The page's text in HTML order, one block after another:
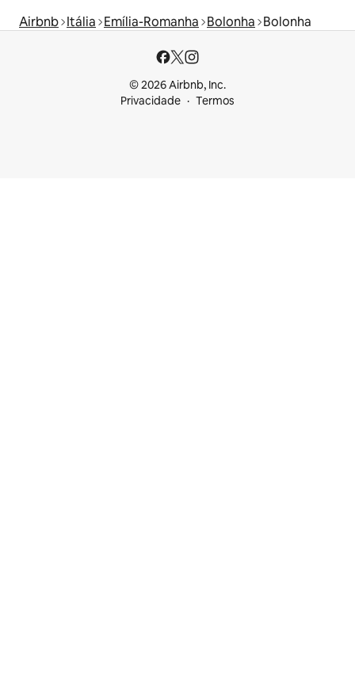
Airbnb Itália Emília-Romanha Bolonha Bolonha
© 2026 Airbnb, Inc.
Privacidade
Termos